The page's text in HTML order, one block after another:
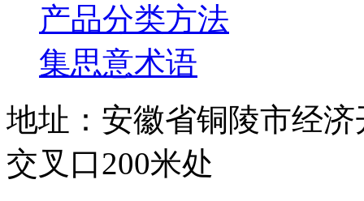
产品分类方法
集思意术语
地址：安徽省铜陵市经
交叉口200米处